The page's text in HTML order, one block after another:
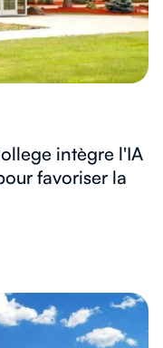
intègre l'IA
favoriser la